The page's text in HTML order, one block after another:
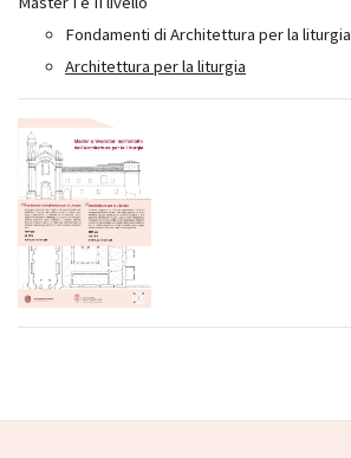
Fondamenti di Architettura per la liturgia
Architettura per la liturgia